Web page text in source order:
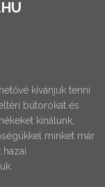
kívánjuk tenni
bútorokat és
kínálunk,
minket már